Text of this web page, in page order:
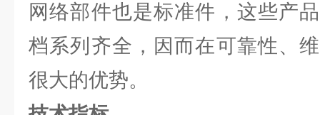
网络部件也是标准件，这些产
档系列齐全，因而在可靠性、
很大的优势。